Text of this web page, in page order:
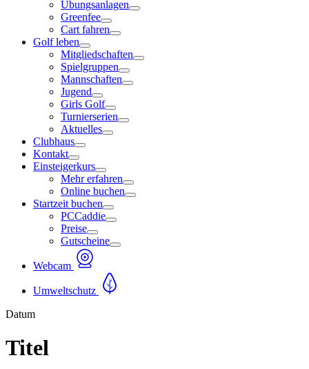
Übungsanlagen
Greenfee
Cart fahren
Golf leben
Mitgliedschaften
Spielgruppen
Mannschaften
Jugend
Girls Golf
Turnierserien
Aktuelles
Clubhaus
Kontakt
Einsteigerkurs
Mehr erfahren
Online buchen
Startzeit buchen
PCCaddie
Preise
Gutscheine
Webcam
Umweltschutz
Datum
Titel